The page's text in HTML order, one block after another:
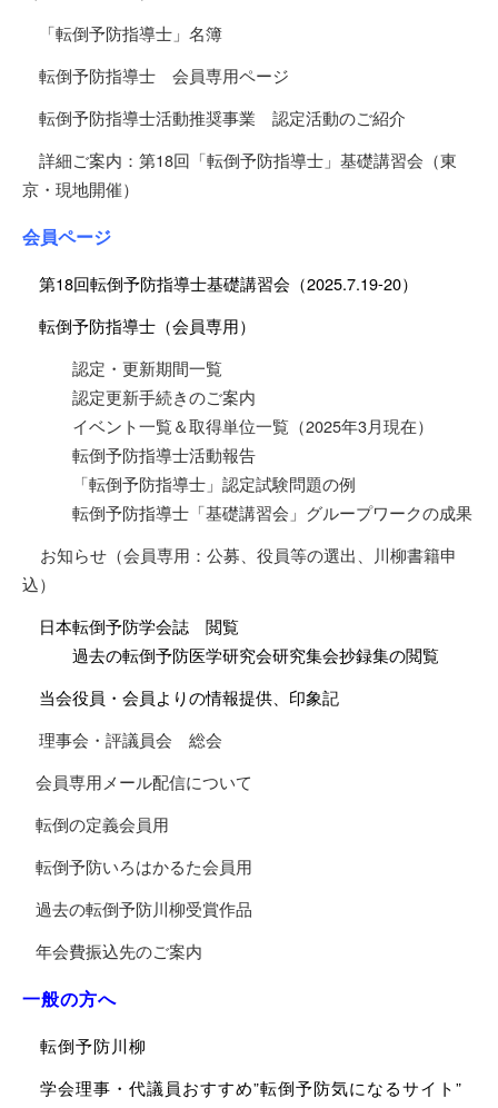
「転倒予防指導士」名簿
転倒予防指導士 会員専用ページ
転倒予防指導士活動推奨事業 認定活動のご紹介
詳細ご案内：第18回「転倒予防指導士」基礎講習会（東
京・現地開催）
会員ページ
第18回転倒予防指導士基礎講習会（2025.7.19-20）
転倒予防指導士（会員専用）
認定・更新期間一覧
認定更新手続きのご案内
イベント一覧＆取得単位一覧（2025年3月現在）
転倒予防指導士活動報告
「転倒予防指導士」認定試験問題の例
転倒予防指導士「基礎講習会」グループワークの成果
お知らせ（会員専用：公募、役員等の選出、川柳書籍申
込）
日本転倒予防学会誌 閲覧
過去の転倒予防医学研究会研究集会抄録集の閲覧
当会役員・会員よりの情報提供、印象記
理事会・評議員会 総会
会員専用メール配信について
転倒の定義会員用
転倒予防いろはかるた会員用
過去の転倒予防川柳受賞作品
年会費振込先のご案内
一般の方へ
転倒予防川柳
学会理事・代議員おすすめ”転倒予防気になるサイト”